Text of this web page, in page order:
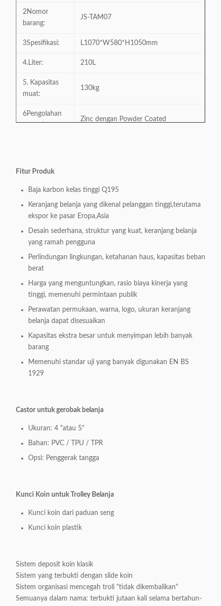
2Nomor
barang:
JS-TAM07
3Spesifikasi: L1070*W580*H1050mm
4.Liter: 210L
5. Kapasitas
muat:
130kg
6Pengolahan
Zinc dengan Powder Coated
Utamanya ekspor ke Amerika dan
10.Trolley Lock
Model:
Kunci dari bahan plastik atau paduan
seng tersedia, ukuran koin tersedia.
11. LOGO
Area
Pencetakan:
Handle bar LOGO tersedia
12. Bagian
Warna panton tersedia
13Aksesoris
tambahan:
S hooks, Seat sabuk pengaman,
perlindungan pojok bawah, Top
Papan iklan plastik tersedia.
15.ODM dan
OEM:
Fitur Produk
Baja karbon kelas tinggi Q195
Keranjang belanja yang dikenal pelanggan tinggi,terutama
ekspor ke pasar Eropa,Asia
Desain sederhana, struktur yang kuat, keranjang belanja
yang ramah pengguna
Perlindungan lingkungan, ketahanan haus, kapasitas beban
berat
Harga yang menguntungkan, rasio biaya kinerja yang
tinggi, memenuhi permintaan publik
Perawatan permukaan, warna, logo, ukuran keranjang
belanja dapat disesuaikan
Kapasitas ekstra besar untuk menyimpan lebih banyak
barang
Memenuhi standar uji yang banyak digunakan EN BS
1929
Castor untuk gerobak belanja
Ukuran: 4 "atau 5"
Bahan: PVC / TPU / TPR
Opsi: Penggerak tangga
Kunci Koin untuk Trolley Belanja
Kunci koin dari paduan seng
Kunci koin plastik
Sistem deposit koin klasik
Sistem yang terbukti dengan slide koin
Sistem organisasi mencegah troli "tidak dikembalikan"
Semuanya dalam nama: terbukti jutaan kali selama bertahun-